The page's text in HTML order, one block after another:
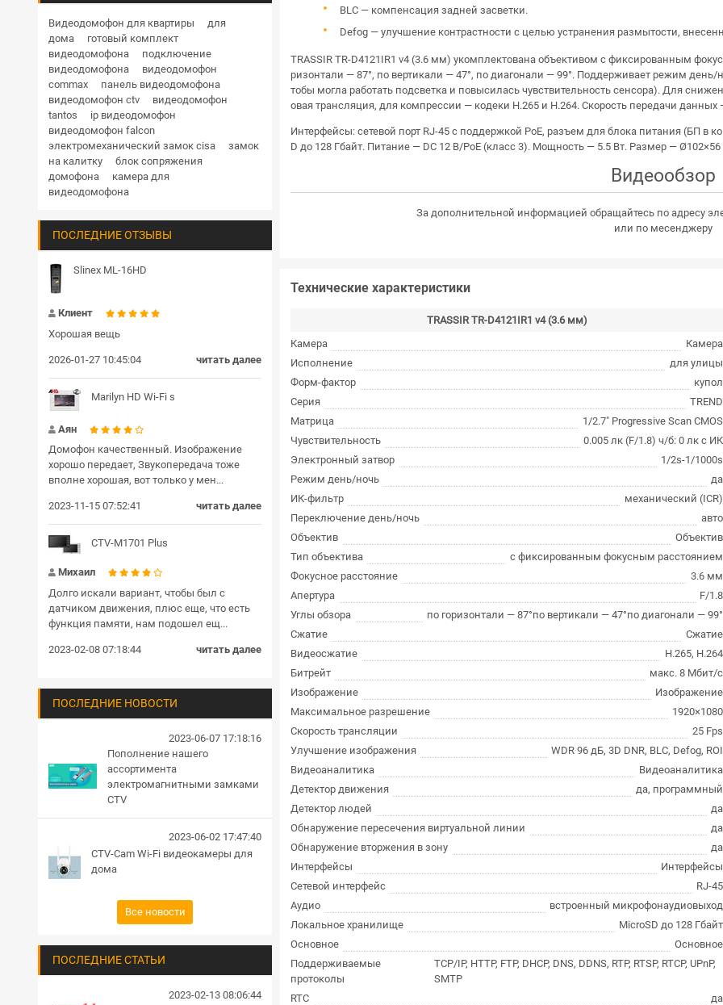
Купольная поворотная уличные
HD
1 Мп 1.3 Мп 2 Мп
RVi
Hikvision Hiwatch
Dahua
TRASSIR
BEWARD
Кнопки выхода
Гибкие переходы
Комплекты и готовые решения СКУД
Блоки сопряжения
Передатчик и приемник
Пульт управления
Громкоговорители
Видеодомофон для квартиры
для
дома
готовый комплект
видеодомофона
подключение
видеодомофона
видеодомофон
commax
панель видеодомофона
видеодомофон ctv
видеодомофон
tantos
ip видеодомофон
видеодомофон falcon
электромеханический замок cisa
замок
на калитку
блок сопряжения
домофона
камера для
видеодомофона
ПОСЛЕДНИЕ ОТЗЫВЫ
Slinex ML-16HD
Клиент
Хорошая вещь
2026-01-27 10:45:04 читать далее
Marilyn HD Wi-Fi s
Аян
Домофон качественный. Изображение
хорошо передает, Звукопередача тоже
вполне хорошая, вот только у мен...
2023-11-15 07:52:41 читать далее
CTV-M1701 Plus
Михаил
Долго искали вариант, чтобы был с
датчиком движения, плюс еще, что есть
функция памяти, нам подошел ещ...
2023-02-08 07:18:44 читать далее
ПОСЛЕДНИЕ НОВОСТИ
2023-06-07 17:18:16
Пополнение нашего
ассортимента
электромагнитными замками
CTV
2023-06-02 17:47:40
CTV-Cam Wi-Fi видеокамеры для
дома
Все новости
ПОСЛЕДНИЕ СТАТЬИ
2023-02-13 08:06:44
BLC — компенсация задней засветки.
Defog — улучшение контрастности с целью устранения размытости,
TRASSIR TR-D4121IR1 v4 (3.6 мм) укомплектована объективом с фиксированным
ризонтали — 87°, по вертикали — 47°, по диагонали — 99°. Поддерживает режим
тобы могла работать подсветка и повысилась чувствительность сенсора). Для
овая трансляция, для компрессии — кодеки H.265 и H.264. Скорость передачи данных
Интерфейсы: сетевой порт RJ-45 с поддержкой PoE, разъем для блока питания (БП в
D до 128 Гбайт. Питание — DC 12 В/PoE (класс 3). Мощность — 5.5 Вт. Размер —
Видеообзор
За дополнительной информацией обращайтесь по адресу
или по месенджеру
Технические характеристики
TRASSIR TR-D4121IR1 v4 (3.6 мм)
Камера
Камера
Исполнение
для улицы
Форм-фактор
купол
Серия
TREND
Матрица
1/2.7" Progressive Scan CMOS
Чувствительность
0.005 лк (F/1.8) ч/б: 0 лк с ИК
Электронный затвор
1/2s-1/1000s
Режим день/ночь
да
ИК-фильтр
механический (ICR)
Переключение день/ночь
авто
Объектив
Объектив
Тип объектива
с фиксированным фокусным расстоянием
Фокусное расстояние
3.6 мм
Апертура
F/1.8
Углы обзора
по горизонтали — 87°по вертикали — 47°по диагонали — 99°
Сжатие
Сжатие
Видеосжатие
H.265, H.264
Битрейт
макс. 8 Мбит/с
Изображение
Изображение
Максимальное разрешение
1920×1080
Скорость трансляции
25 Fps
Улучшение изображения
WDR 96 дБ, 3D DNR, BLC, Defog, ROI
Видеоаналитика
Видеоаналитика
Детектор движения
да, программный
Детектор людей
да
Обнаружение пересечения виртуальной линии
да
Обнаружение вторжения в зону
да
Интерфейсы
Интерфейсы
Сетевой интерфейс
RJ-45
Аудио
встроенный микрофонаудиовыход
Локальное хранилище
MicroSD до 128 Гбайт
Основное
Основное
Поддерживаемые
протоколы
TCP/IP, HTTP, FTP, DHCP, DNS, DDNS, RTP, RTSP, RTCP, UPnP,
SMTP
RTC
да